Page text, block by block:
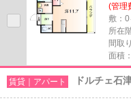
(管理
敷：
所在
間取
面積
賃貸｜アパート ドルチェ石